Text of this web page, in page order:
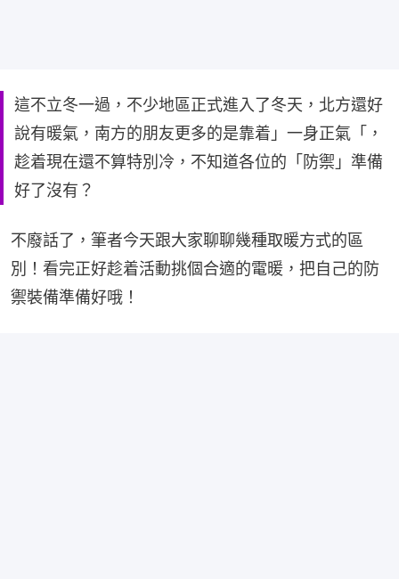
這不立冬一過，不少地區正式進入了冬天，北方還好
說有暖氣，南方的朋友更多的是靠着」一身正氣「，
趁着現在還不算特別冷，不知道各位的「防禦」準備
好了沒有？
不廢話了，筆者今天跟大家聊聊幾種取暖方式的區
別！看完正好趁着活動挑個合適的電暖，把自己的防
禦裝備準備好哦！